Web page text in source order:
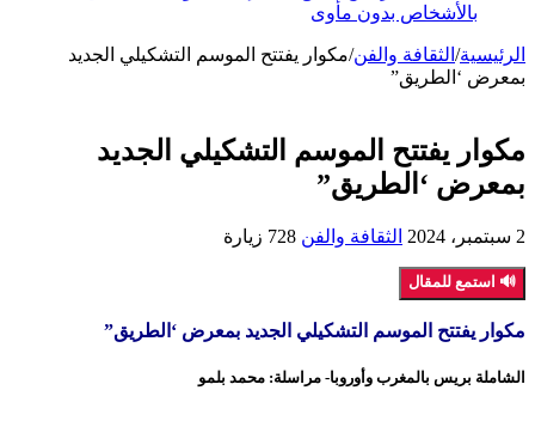
بالأشخاص بدون مأوى
الرئيسية/ الثقافة والفن/مكوار يفتتح الموسم التشكيلي الجديد
بمعرض ‘الطريق”
مكوار يفتتح الموسم التشكيلي الجديد
بمعرض ‘الطريق”
2 سبتمبر، 2024 الثقافة والفن 728 زيارة
🔊 استمع للمقال
مكوار يفتتح الموسم التشكيلي الجديد بمعرض ‘الطريق”
الشاملة بريس بالمغرب وأوروبا- مراسلة: محمد بلمو